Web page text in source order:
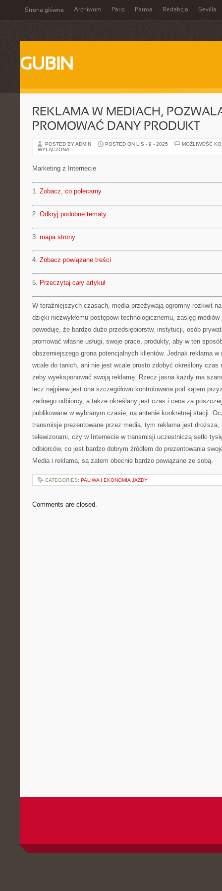
Strona główna Archiwum Paris Parma Redakcja Sevilla
GUBIN
REKLAMA W MEDIACH,
PROMOWAĆ DANY PRODUKT
POSTED BY ADMIN POSTED ON LIS - 9 - 2025
MOŻLIWOŚĆ
WYŁĄCZONA
Marketing z Internecie
1. Zobacz, co polecamy
2. Odkryj podobne tematy
3. mapa strony
4. Zobacz powiązane treści
5. Przeczytaj cały artykuł
W teraźniejszych czasach, media przeżywają ogromny rozkwit
dzięki niezwykłemu postępowi technologicznemu, zasięg
powoduje, że bardzo dużo przedsiębiorstw, instytucji, osób
promować własne usługi, swoje prace, produkty, aby w ten
obszerniejszego grona potencjalnych klientów. Jednak reklama
wcale do tanich, ani nie jest wcale prosto zdobyć określony czas
żeby wyeksponować swoją reklamę. Rzecz jasna każdy ma
lecz najpierw jest ona szczegółowo kontrolowana pod kątem
żadnego odbiorcy, a także określany jest czas i cena za
publikowane w wybranym czasie, na antenie konkretnej stacji.
transmisje prezentowane przez media, tym reklama jest
telewizorami, czy w Internecie w transmisji uczestniczą setki
odbiorców, co jest bardzo dobrym źródłem do prezentowania
Media i reklama, są zatem obecnie bardzo powiązane ze sobą.
CATEGORIES: PALIWA I EKONOMIA JAZDY
Comments are closed.